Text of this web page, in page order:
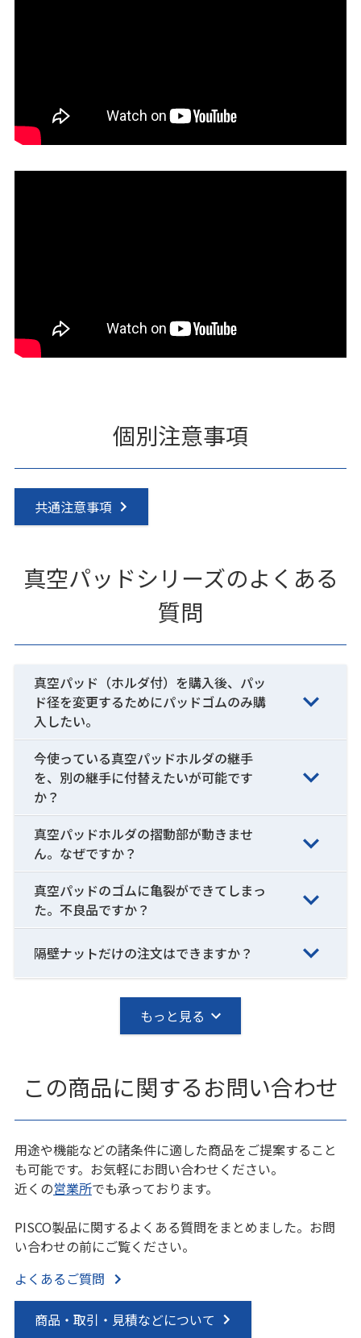
個別注意事項
共通注意事項
真空パッドシリーズのよくある
質問
真空パッド（ホルダ付）を購入後、パッ
ド径を変更するためにパッドゴムのみ購
入したい。
今使っている真空パッドホルダの継手
を、別の継手に付替えたいが可能です
か？
真空パッドホルダの摺動部が動きませ
ん。なぜですか？
真空パッドのゴムに亀裂ができてしまっ
た。不良品ですか？
隔壁ナットだけの注文はできますか？
もっと見る
この商品に関するお問い合わせ
用途や機能などの諸条件に適した商品をご提案すること
も可能です。お気軽にお問い合わせください。
近くの営業所でも承っております。
PISCO製品に関するよくある質問をまとめました。お問
い合わせの前にご覧ください。
よくあるご質問
商品・取引・見積などについて